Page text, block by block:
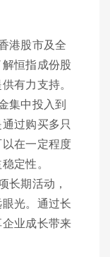
港股市及全
恒指成份股
有力支持。
集中投入到
过购买多只
在一定程度
定性。
长期活动，
光。通过长
业成长带来